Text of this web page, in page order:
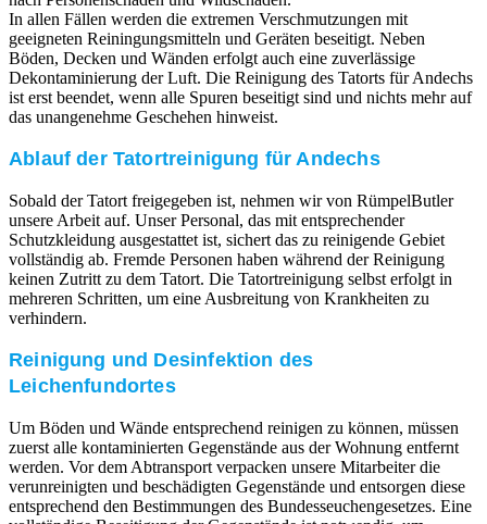
In allen Fällen werden die extremen Verschmutzungen mit
geeigneten Reiningungsmitteln und Geräten beseitigt. Neben
Böden, Decken und Wänden erfolgt auch eine zuverlässige
Dekontaminierung der Luft. Die Reinigung des Tatorts für Andechs
ist erst beendet, wenn alle Spuren beseitigt sind und nichts mehr auf
das unangenehme Geschehen hinweist.
Ablauf der Tatortreinigung für Andechs
Sobald der Tatort freigegeben ist, nehmen wir von RümpelButler
unsere Arbeit auf. Unser Personal, das mit entsprechender
Schutzkleidung ausgestattet ist, sichert das zu reinigende Gebiet
vollständig ab. Fremde Personen haben während der Reinigung
keinen Zutritt zu dem Tatort. Die Tatortreinigung selbst erfolgt in
mehreren Schritten, um eine Ausbreitung von Krankheiten zu
verhindern.
Reinigung und Desinfektion des
Leichenfundortes
Um Böden und Wände entsprechend reinigen zu können, müssen
zuerst alle kontaminierten Gegenstände aus der Wohnung entfernt
werden. Vor dem Abtransport verpacken unsere Mitarbeiter die
verunreinigten und beschädigten Gegenstände und entsorgen diese
entsprechend den Bestimmungen des Bundesseuchengesetzes. Eine